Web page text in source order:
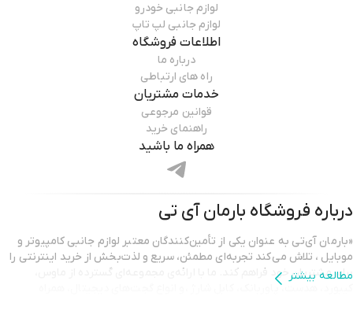
لوازم جانبی خودرو
لوازم جانبی لپ تاپ
اطلاعات فروشگاه
درباره ما
راه های ارتباطی
خدمات مشتریان
قوانین مرجوعی
راهنمای خرید
همراه ما باشید
درباره فروشگاه بارمان آی تی
«بارمان آی‌تی به عنوان یکی از تأمین‌کنندگان معتبر لوازم جانبی کامپیوتر و
موبایل ، تلاش می‌کند تجربه‌ای مطمئن، سریع و لذت‌بخش از خرید اینترنتی را
برای مشتریان خود فراهم کند. ما با ارائه‌ی مجموعه‌ای گسترده از ماوس،
کیبورد، هدست، پاوربانک، کابل شارژ ،و انواع گجت‌های دیجیتال، همراه
مطالعه بیشتر